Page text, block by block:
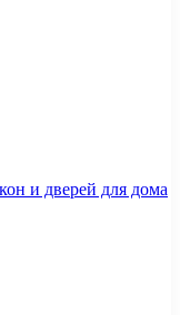
и дверей для дома